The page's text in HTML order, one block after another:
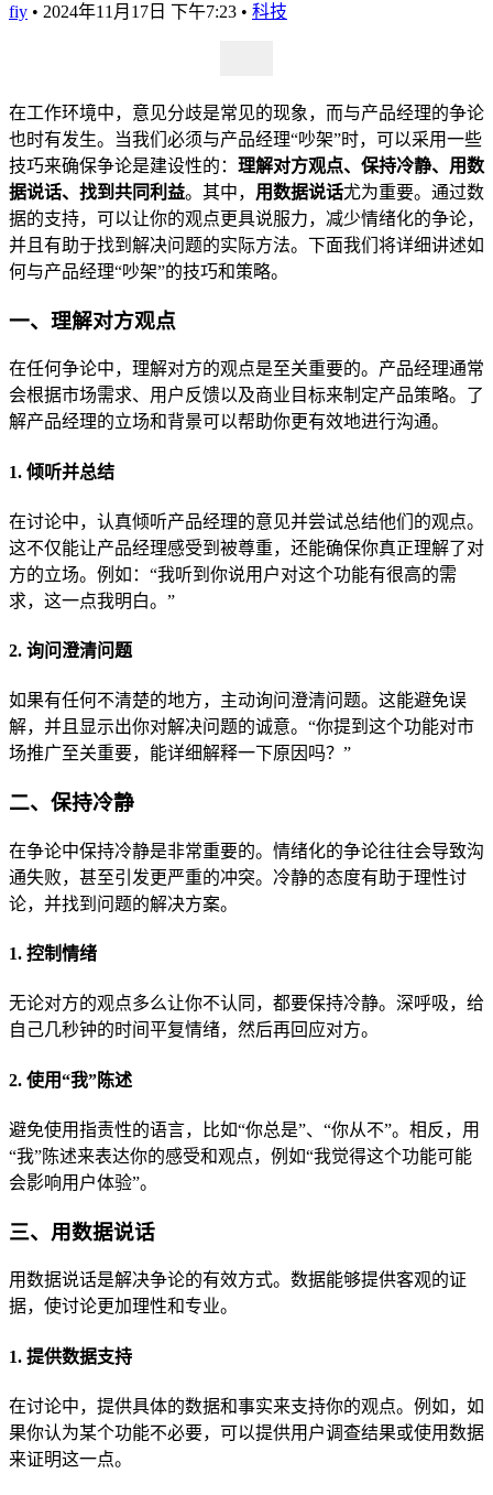
fiy • 2024年11月17日 下午7:23 • 科技
在工作环境中，意见分歧是常见的现象，而与产品经理的争论
也时有发生。当我们必须与产品经理“吵架”时，可以采用一些
技巧来确保争论是建设性的： 理解对方观点、保持冷静、用数
据说话、找到共同利益。其中， 用数据说话尤为重要。通过数
据的支持，可以让你的观点更具说服力，减少情绪化的争论，
并且有助于找到解决问题的实际方法。下面我们将详细讲述如
何与产品经理“吵架”的技巧和策略。
一、理解对方观点
在任何争论中，理解对方的观点是至关重要的。产品经理通常
会根据市场需求、用户反馈以及商业目标来制定产品策略。了
解产品经理的立场和背景可以帮助你更有效地进行沟通。
1. 倾听并总结
在讨论中，认真倾听产品经理的意见并尝试总结他们的观点。
这不仅能让产品经理感受到被尊重，还能确保你真正理解了对
方的立场。例如：“我听到你说用户对这个功能有很高的需
求，这一点我明白。”
2. 询问澄清问题
如果有任何不清楚的地方，主动询问澄清问题。这能避免误
解，并且显示出你对解决问题的诚意。“你提到这个功能对市
场推广至关重要，能详细解释一下原因吗？”
二、保持冷静
在争论中保持冷静是非常重要的。情绪化的争论往往会导致沟
通失败，甚至引发更严重的冲突。冷静的态度有助于理性讨
论，并找到问题的解决方案。
1. 控制情绪
无论对方的观点多么让你不认同，都要保持冷静。深呼吸，给
自己几秒钟的时间平复情绪，然后再回应对方。
2. 使用“我”陈述
避免使用指责性的语言，比如“你总是”、“你从不”。相反，用
“我”陈述来表达你的感受和观点，例如“我觉得这个功能可能
会影响用户体验”。
三、用数据说话
用数据说话是解决争论的有效方式。数据能够提供客观的证
据，使讨论更加理性和专业。
1. 提供数据支持
在讨论中，提供具体的数据和事实来支持你的观点。例如，如
果你认为某个功能不必要，可以提供用户调查结果或使用数据
来证明这一点。